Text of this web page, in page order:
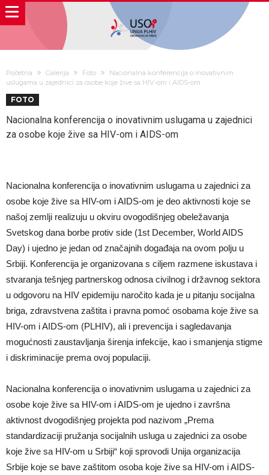
Početna Galerija Foto
Nacionalna konferencija o inovativnim
uslugama u zajednici za osobe koje žive sa HIV-om i AIDS-om
FOTO
Nacionalna konferencija o inovativnim uslugama u zajednici
za osobe koje žive sa HIV-om i AIDS-om
Nacionalna konferencija o inovativnim uslugama u zajednici za
osobe koje žive sa HIV-om i AIDS-om je deo aktivnosti koje se
našoj zemlji realizuju u okviru ovogodišnjeg obeležavanja
Svetskog dana borbe protiv side (1st December, World AIDS
Day) i ujedno je jedan od značajnih događaja na ovom polju u
Srbiji. Konferencija je organizovana s ciljem razmene iskustava i
stvaranja tešnjeg partnerskog odnosa civilnog i državnog sektora
u odgovoru na HIV epidemiju naročito kada je u pitanju socijalna
briga, zdravstvena zaštita i pravna pomoć osobama koje žive sa
HIV-om i AIDS-om (PLHIV), ali i prevencija i sagledavanja
mogućnosti zaustavljanja širenja infekcije, kao i smanjenja stigme
i diskriminacije prema ovoj populaciji.
Nacionalna konferencija o inovativnim uslugama u zajednici za
osobe koje žive sa HIV-om i AIDS-om je ujedno i završna
aktivnost dvogodišnjeg projekta pod nazivom „Prema
standardizaciji pružanja socijalnih usluga u zajednici za osobe
koje žive sa HIV-om u Srbiji“ koji sprovodi Unija organizacija
Srbije koje se bave zaštitom osoba koje žive sa HIV-om i AIDS-